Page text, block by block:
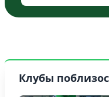
Клубы